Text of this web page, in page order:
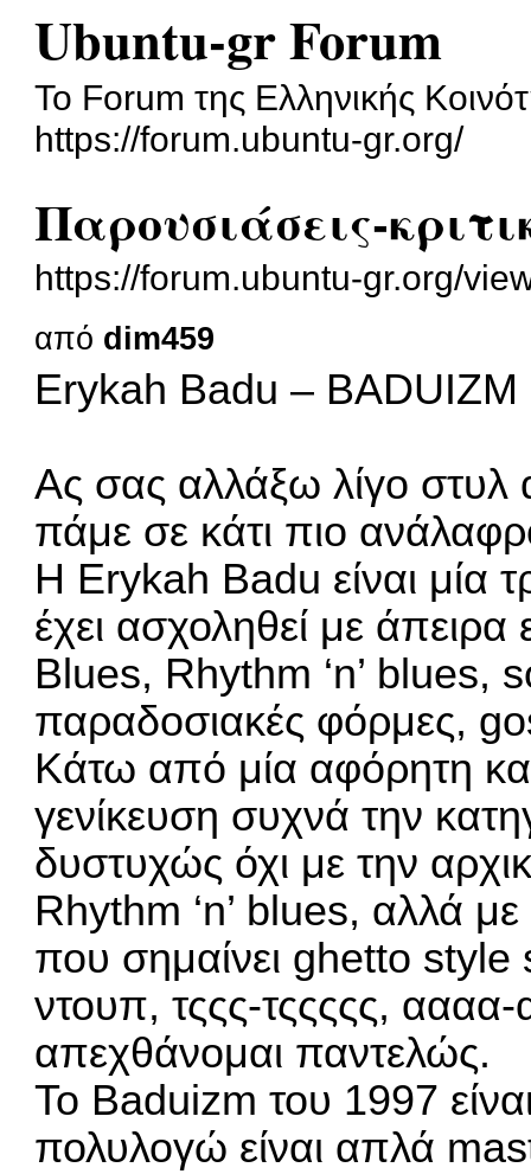
Ubuntu-gr Forum
To Forum της Ελληνικής
https://forum.ubuntu-gr.org/
Παρουσιάσεις-
https://forum.ubuntu-gr.org/
από dim459
Erykah Badu – BADUIZM
Ας σας αλλάξω λίγο
πάμε σε κάτι πιο
Η Erykah Badu είναι μία
έχει ασχοληθεί με άπειρα
Blues, Rhythm ‘n’ blues,
παραδοσιακές φόρμες,
Κάτω από μία αφόρητη
γενίκευση συχνά την
δυστυχώς όχι με την
Rhythm ‘n’ blues, αλλά
που σημαίνει ghetto
ντουπ, τςςς-τςςςςς,
απεχθάνομαι παντελώς.
Το Baduizm του 1997
πολυλογώ είναι απλά